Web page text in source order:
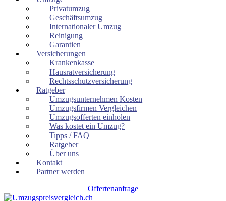
Privatumzug
Geschäftsumzug
Internationaler Umzug
Reinigung
Garantien
Versicherungen
Krankenkasse
Hausratversicherung
Rechtsschutzversicherung
Ratgeber
Umzugsunternehmen Kosten
Umzugsfirmen Vergleichen
Umzugsofferten einholen
Was kostet ein Umzug?
Tipps / FAQ
Ratgeber
Über uns
Kontakt
Partner werden
Offertenanfrage